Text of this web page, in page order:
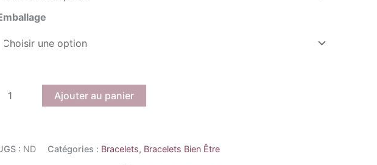
Ajouter au panier
: ND Catégories : Bracelets, Bracelets Bien Être